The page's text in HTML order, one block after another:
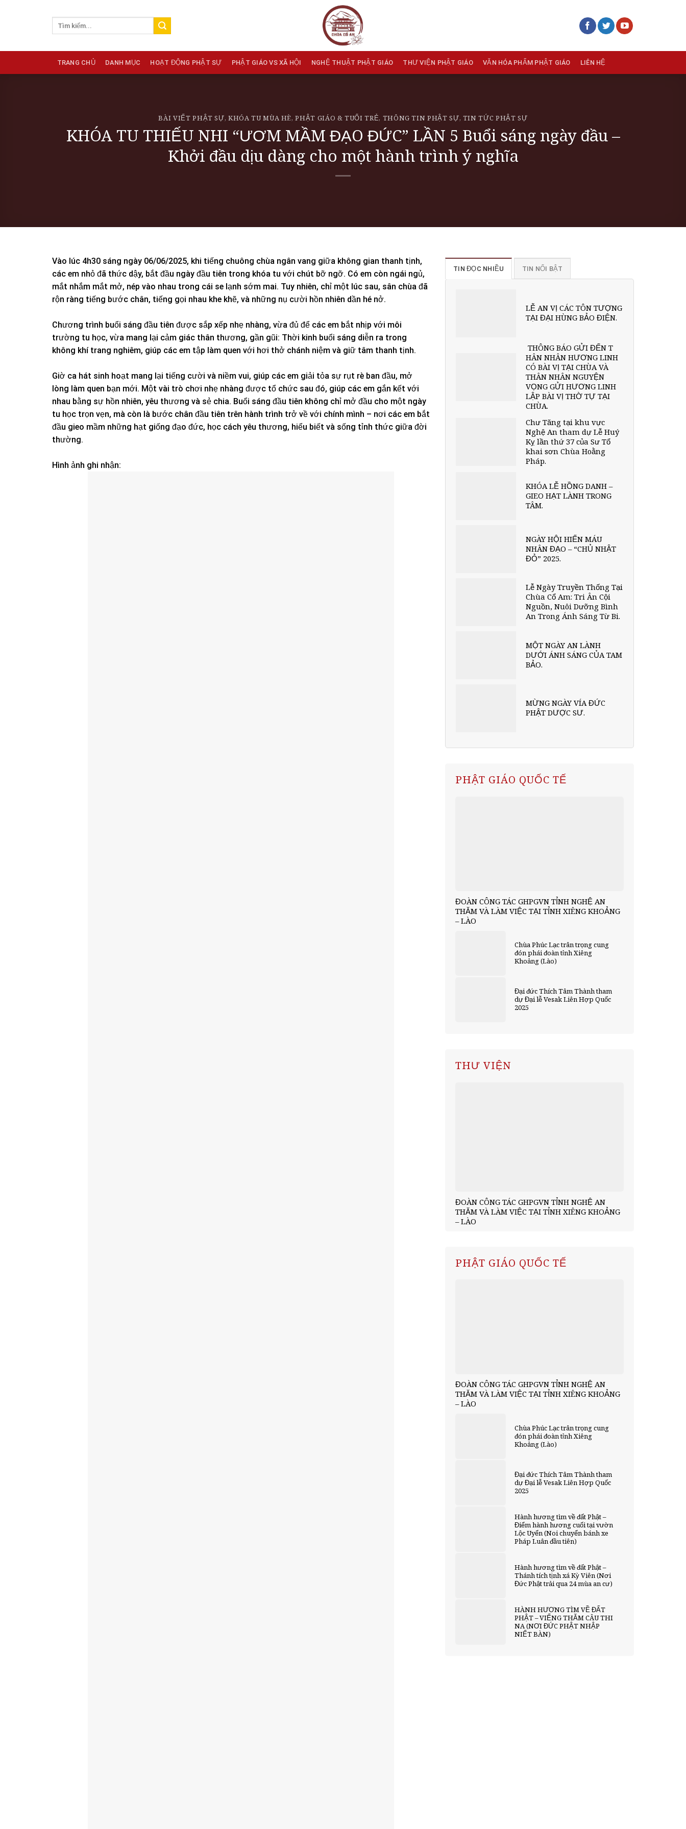
TRANG CHỦ DANH MỤC HOẠT ĐỘNG PHẬT SỰ PHẬT GIÁO VS XÃ HỘI NGHỆ THUẬT PHẬT GIÁO THƯ VIỆN PHẬT GIÁO VĂN HÓA PHẨM PHẬT GIÁO LIÊN HỆ
BÀI VIẾT PHẬT SỰ,KHÓA TU MÙA HÈ,PHẬT GIÁO & TUỔI TRẺ, THÔNG TIN PHẬT SỰ, TIN TỨC PHẬT SỰ
KHÓA TU THIẾU NHI “ƯƠM MẦM ĐẠO ĐỨC” LẦN 5 Buổi sáng ngày đầu –
Khởi đầu dịu dàng cho một hành trình ý nghĩa
Vào lúc 4h30 sáng ngày 06/06/2025, khi tiếng chuông chùa ngân vang giữa không gian thanh tịnh,
các em nhỏ đã thức dậy, bắt đầu ngày đầu tiên trong khóa tu với chút bỡ ngỡ. Có em còn ngái ngủ,
mắt nhắm mắt mở, nép vào nhau trong cái se lạnh sớm mai. Tuy nhiên, chỉ một lúc sau, sân chùa đã
rộn ràng tiếng bước chân, tiếng gọi nhau khe khẽ, và những nụ cười hồn nhiên dần hé nở.
Chương trình buổi sáng đầu tiên được sắp xếp nhẹ nhàng, vừa đủ để các em bắt nhịp với môi
trường tu học, vừa mang lại cảm giác thân thương, gần gũi: Thời kinh buổi sáng diễn ra trong
không khí trang nghiêm, giúp các em tập làm quen với hơi thở chánh niệm và giữ tâm thanh tịnh.
Giờ ca hát sinh hoạt mang lại tiếng cười và niềm vui, giúp các em giải tỏa sự rụt rè ban đầu, mở
lòng làm quen bạn mới. Một vài trò chơi nhẹ nhàng được tổ chức sau đó, giúp các em gắn kết với
nhau bằng sự hồn nhiên, yêu thương và sẻ chia. Buổi sáng đầu tiên không chỉ mở đầu cho một ngày
tu học trọn vẹn, mà còn là bước chân đầu tiên trên hành trình trở về với chính mình – nơi các em bắt
đầu gieo mầm những hạt giống đạo đức, học cách yêu thương, hiểu biết và sống tỉnh thức giữa đời
thường.
Hình ảnh ghi nhận:
TIN ĐỌC NHIỀU TIN NỔI BẬT
LỄ AN VỊ CÁC TÔN TƯỢNG
TẠI ĐẠI HÙNG BẢO ĐIỆN.
THÔNG BÁO GỬI ĐẾN T
HÂN NHÂN HƯƠNG LINH
CÓ BÀI VỊ TẠI CHÙA VÀ
THÂN NHÂN NGUYỆN
VỌNG GỬI HƯƠNG LINH
LẬP BÀI VỊ THỜ TỰ TẠI
CHÙA.
Chư Tăng tại khu vực
Nghệ An tham dự Lễ Huý
Kỵ lần thứ 37 của Sư Tổ
khai sơn Chùa Hoằng
Pháp.
KHÓA LỄ HỒNG DANH –
GIEO HẠT LÀNH TRONG
TÂM.
NGÀY HỘI HIẾN MÁU
NHÂN ĐẠO – “CHỦ NHẬT
ĐỎ” 2025.
Lễ Ngày Truyền Thống Tại
Chùa Cổ Am: Tri Ân Cội
Nguồn, Nuôi Dưỡng Bình
An Trong Ánh Sáng Từ Bi.
MỘT NGÀY AN LÀNH
DƯỚI ÁNH SÁNG CỦA TAM
BẢO.
MỪNG NGÀY VÍA ĐỨC
PHẬT DƯỢC SƯ.
PHẬT GIÁO QUỐC TẾ
ĐOÀN CÔNG TÁC GHPGVN TỈNH NGHỆ AN
THĂM VÀ LÀM VIỆC TẠI TỈNH XIÊNG KHOẢNG
– LÀO
Chùa Phúc Lạc trân trọng cung
đón phái đoàn tỉnh Xiêng
Khoảng (Lào)
Đại đức Thích Tâm Thành tham
dự Đại lễ Vesak Liên Hợp Quốc
2025
THƯ VIỆN
ĐOÀN CÔNG TÁC GHPGVN TỈNH NGHỆ AN
THĂM VÀ LÀM VIỆC TẠI TỈNH XIÊNG KHOẢNG
– LÀO
PHẬT GIÁO QUỐC TẾ
ĐOÀN CÔNG TÁC GHPGVN TỈNH NGHỆ AN
THĂM VÀ LÀM VIỆC TẠI TỈNH XIÊNG KHOẢNG
– LÀO
Chùa Phúc Lạc trân trọng cung
đón phái đoàn tỉnh Xiêng
Khoảng (Lào)
Đại đức Thích Tâm Thành tham
dự Đại lễ Vesak Liên Hợp Quốc
2025
Hành hương tìm về đất Phật –
Điểm hành hương cuối tại vườn
Lộc Uyển (Noi chuyển bánh xe
Pháp Luân đầu tiên)
Hành hương tìm về đất Phật –
Thánh tích tịnh xá Kỳ Viên (Nơi
Đức Phật trải qua 24 mùa an cư)
HÀNH HƯƠNG TÌM VỀ ĐẤT
PHẬT – VIẾNG THĂM CÂU THI
NA (NƠI ĐỨC PHẬT NHẬP
NIẾT BÀN)